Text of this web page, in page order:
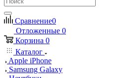
Сравнение0
Отложенные 0
Корзина 0
Каталог
Apple iPhone
Samsung Galaxy